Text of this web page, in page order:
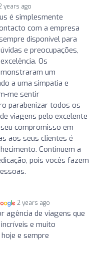
years ago
é simplesmente
com a empresa
disponível para
e preocupações,
Os
um
a uma simpatia e
me sentir
parabenizar todos os
viagens pelo excelente
compromisso em
aos seus clientes é
Continuem a
pois vocês fazem
2 years ago
agência de viagens que
e muito
e sempre